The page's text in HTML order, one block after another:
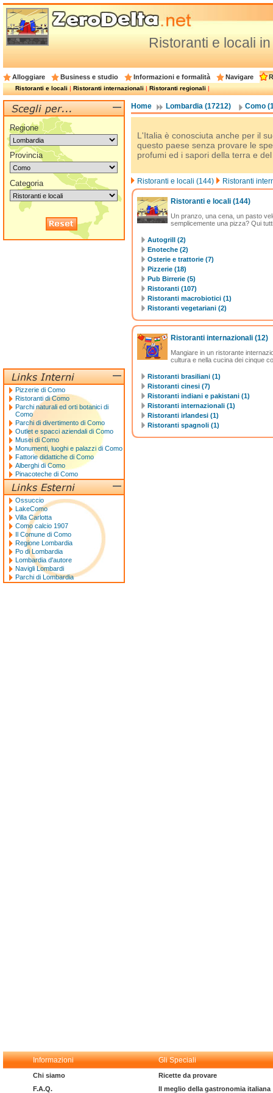
Ristoranti e locali
Alloggiare Business e studio Informazioni e formalità Navigare
Ristoranti e locali|Ristoranti internazionali|Ristoranti regionali|
Home Lombardia (17212) Como
L'Italia è conosciuta anche per il
questo paese senza provare le
profumi ed i sapori della terra e
Ristoranti e locali (144) Ristoranti
Ristoranti e locali (144)
Un pranzo, una cena, un pasto
semplicemente una pizza? Qui
Autogrill (2)
Enoteche (2)
Osterie e trattorie (7)
Pizzerie (18)
Pub Birrerie (5)
Ristoranti (107)
Ristoranti macrobiotici (1)
Ristoranti vegetariani (2)
Ristoranti internazionali (12)
Mangiare in un ristorante
cultura e nella cucina dei cinque
Ristoranti brasiliani (1)
Ristoranti cinesi (7)
Ristoranti indiani e pakistani (1)
Ristoranti internazionali (1)
Ristoranti irlandesi (1)
Ristoranti spagnoli (1)
Regione
Provincia
Categoria
Pizzerie di Como
Ristoranti di Como
Parchi naturali ed orti botanici di
Como
Parchi di divertimento di Como
Outlet e spacci aziendali di Como
Musei di Como
Monumenti, luoghi e palazzi di Como
Fattorie didattiche di Como
Alberghi di Como
Pinacoteche di Como
Ossuccio
LakeComo
Villa Carlotta
Como calcio 1907
Il Comune di Como
Regione Lombardia
Po di Lombardia
Lombardia d'autore
Navigli Lombardi
Parchi di Lombardia
Informazioni Gli Speciali
Chi siamo
F.A.Q.
Ricette da provare
Il meglio della gastronomia italiana